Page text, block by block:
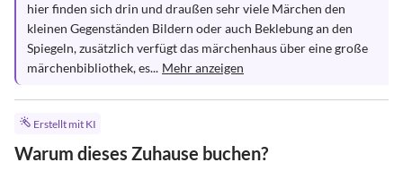
hier finden sich drin und draußen sehr viele Märchen den
kleinen Gegenständen Bildern oder auch Beklebung an den
Spiegeln, zusätzlich verfügt das märchenhaus über eine große
märchenbibliothek, es... Mehr anzeigen
Erstellt mit KI
Warum dieses Zuhause buchen?